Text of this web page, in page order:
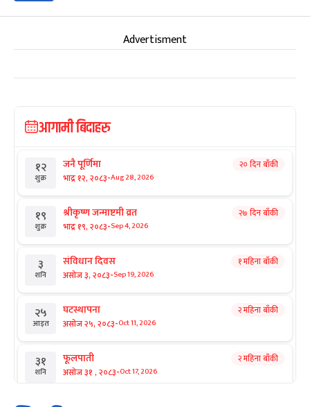
Advertisment
आगामी बिदाहरु
१२
शुक्र
जनै पूर्णिमा
भाद्र १२, २०८३-Aug 28, 2026
२० दिन बाँकी
१९
शुक्र
श्रीकृष्ण जन्माष्टमी व्रत
भाद्र १९, २०८३-Sep 4, 2026
२७ दिन बाँकी
३
शनि
संविधान दिवस
असोज ३, २०८३-Sep 19, 2026
१ महिना बाँकी
२५
आइत
घटस्थापना
असोज २५, २०८३-Oct 11, 2026
२ महिना बाँकी
३१
शनि
फूलपाती
असोज ३१ , २०८३-Oct 17, 2026
२ महिना बाँकी